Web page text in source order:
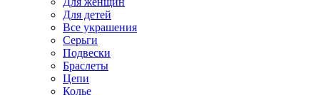
Для детей
Все украшения
Серьги
Подвески
Браслеты
Цепи
Колье